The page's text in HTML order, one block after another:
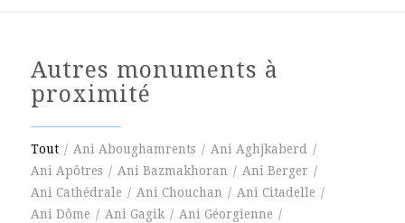
Autres monuments à
proximité
Tout / Ani Aboughamrents / Ani Aghjkaberd
/
Ani Apôtres / Ani Bazmakhoran / Ani Berger /
Ani Cathédrale / Ani Chouchan / Ani Citadelle /
Ani Dôme / Ani Gagik / Ani Géorgienne /